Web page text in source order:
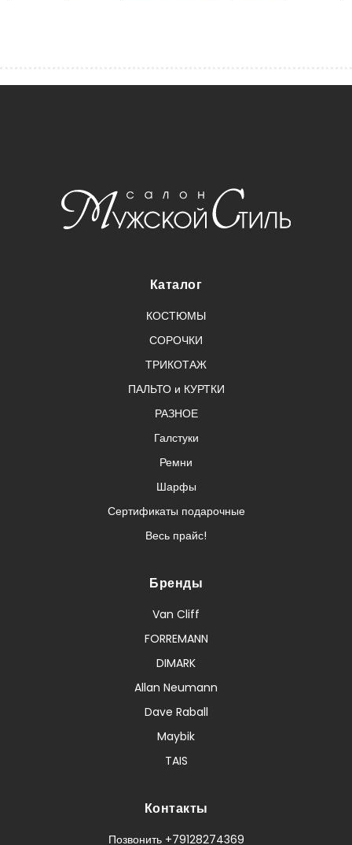
Каталог
КОСТЮМЫ
СОРОЧКИ
ТРИКОТАЖ
ПАЛЬТО и КУРТКИ
РАЗНОЕ
Галстуки
Ремни
Шарфы
Сертификаты подарочные
Весь прайс!
Бренды
Van Cliff
FORREMANN
DIMARK
Allan Neumann
Dave Raball
Maybik
TAIS
Контакты
Позвонить +79128274369